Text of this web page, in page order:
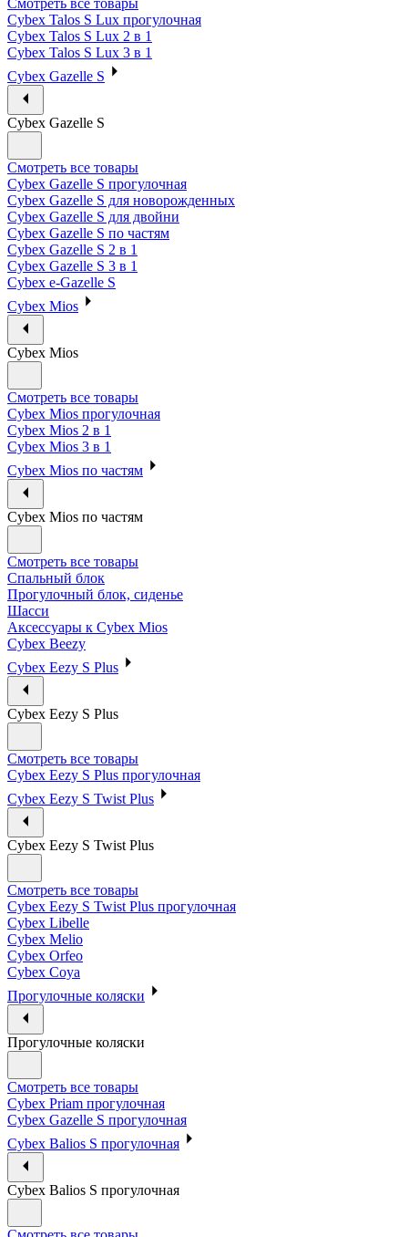
Cybex Talos S Lux прогулочная
Cybex Talos S Lux 2 в 1
Cybex Talos S Lux 3 в 1
Cybex Gazelle S
Cybex Gazelle S
Смотреть все товары
Cybex Gazelle S прогулочная
Cybex Gazelle S для новорожденных
Cybex Gazelle S для двойни
Cybex Gazelle S по частям
Cybex Gazelle S 2 в 1
Cybex Gazelle S 3 в 1
Cybex e-Gazelle S
Cybex Mios
Cybex Mios
Смотреть все товары
Cybex Mios прогулочная
Cybex Mios 2 в 1
Cybex Mios 3 в 1
Cybex Mios по частям
Cybex Mios по частям
Смотреть все товары
Спальный блок
Прогулочный блок, сиденье
Шасси
Аксессуары к Cybex Mios
Cybex Beezy
Cybex Eezy S Plus
Cybex Eezy S Plus
Смотреть все товары
Cybex Eezy S Plus прогулочная
Cybex Eezy S Twist Plus
Cybex Eezy S Twist Plus
Смотреть все товары
Cybex Eezy S Twist Plus прогулочная
Cybex Libelle
Cybex Melio
Cybex Orfeo
Cybex Coya
Прогулочные коляски
Прогулочные коляски
Смотреть все товары
Cybex Priam прогулочная
Cybex Gazelle S прогулочная
Cybex Balios S прогулочная
Cybex Balios S прогулочная